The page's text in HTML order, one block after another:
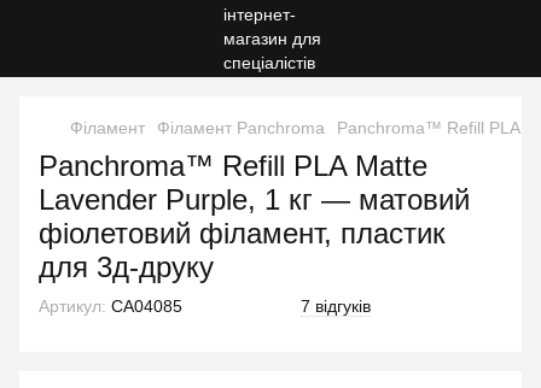
Філамент Філамент Panchroma Panchroma™ Refill PLA
Panchroma™ Refill PLA Matte
Lavender Purple, 1 кг — матовий
фіолетовий філамент, пластик
для 3д-друку
Артикул: CA04085 7 відгуків